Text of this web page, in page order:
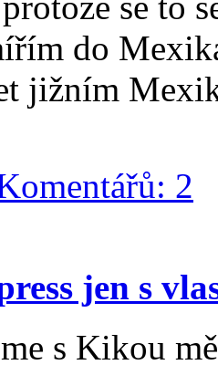
do
jižním
2
jen s
s Kikou